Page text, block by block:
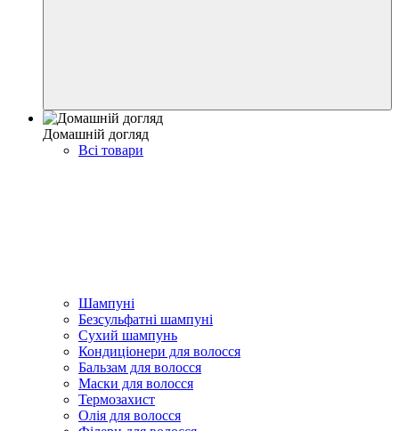
Домашній догляд
Всі товари
Шампуні
Безсульфатні шампуні
Сухий шампунь
Кондиціонери для волосся
Бальзам для волосся
Маски для волосся
Термозахист
Олія для волосся